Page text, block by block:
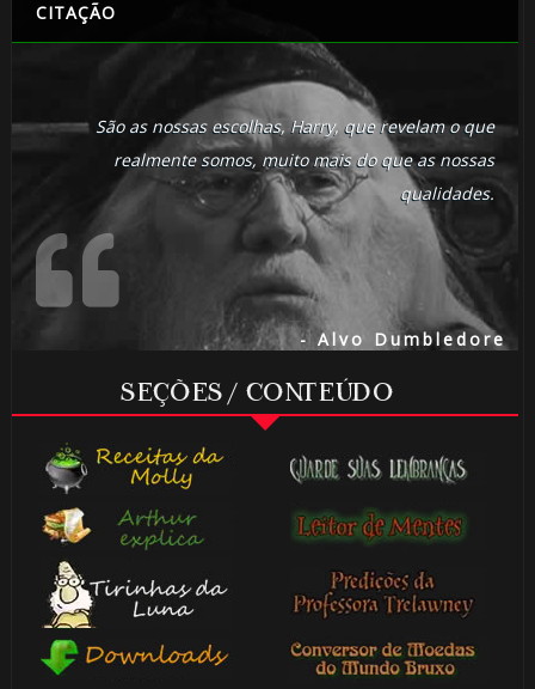
CITAÇÃO
São as nossas escolhas, Harry, que revelam o que
realmente somos, muito mais do que as nossas
qualidades.
- Alvo Dumbledore
SEÇÕES / CONTEÚDO